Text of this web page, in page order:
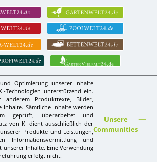
Optimierung unserer Inhalte
Technologien unterstützend ein.
anderem Produkttexte, Bilder,
Inhalte. Sämtliche Inhalte werden
geprüft, überarbeitet und
von KI dient ausschließlich der
Produkte und Leistungen,
Informationsvermittlung und
Inhalte. Eine Verwendung
erfolgt nicht.
Unsere
Communities